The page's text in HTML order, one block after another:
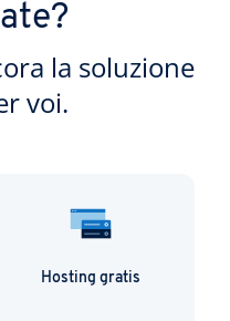
la soluzione
voi.
Hosting gratis